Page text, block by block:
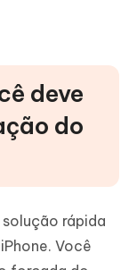
travado, tente
deve
do
rápida
Você